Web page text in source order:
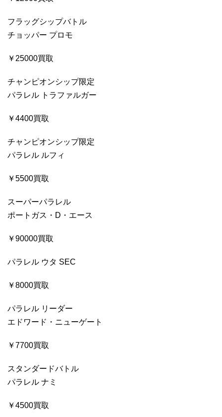
フラッグシップバトル
チョッパー プロモ
￥25000買取
チャンピオンシップ限定
パラレル トラファルガー
￥4400買取
チャンピオンシップ限定
パラレル ルフィ
￥5500買取
スーパーパラレル
ポートガス・D・エース
￥90000買取
パラレル ウタ SEC
￥8000買取
パラレル リーダー
エドワード・ニューゲート
￥7700買取
スタンダードバトル
パラレル ナミ
￥4500買取